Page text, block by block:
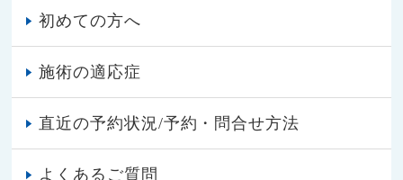
初めての方へ
施術の適応症
直近の予約状況/予約・問合せ方法
よくあるご質問